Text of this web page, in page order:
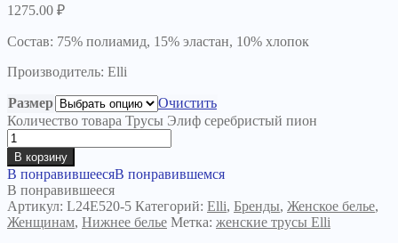
1275.00 ₽
Состав: 75% полиамид, 15% эластан, 10% хлопок
Производитель: Elli
Размер
Очистить
Количество товара Трусы Элиф серебристый пион
В корзину
В понравившеесяВ понравившемся
В понравившееся
Артикул: L24E520-5 Категорий: Elli, Бренды, Женское белье,
Женщинам, Нижнее белье Метка: женские трусы Elli